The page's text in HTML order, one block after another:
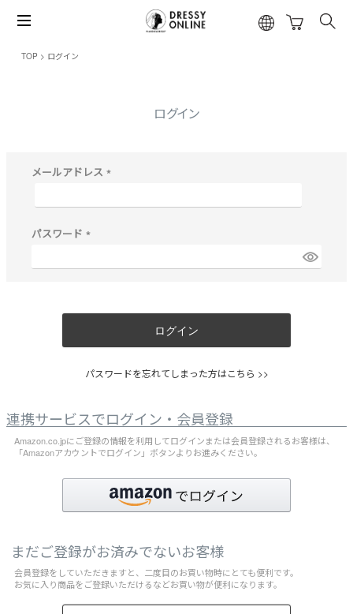
TOP ログイン
ログイン
メールアドレス
必
パスワード
必
ログイン
パスワードを忘れてしまった方はこちら >>
連携サービスでログイン・会員登録
Amazon.co.jpにご登録の情報を利用してログインまたは会員登録されるお客様は、
「Amazonアカウントでログイン」ボタンよりお進みください。
まだご登録がお済みでないお客様
会員登録をしていただきますと、二度目のお買い物時にとても便利です。
お気に入り商品をご登録いただけるなどお買い物が便利になります。